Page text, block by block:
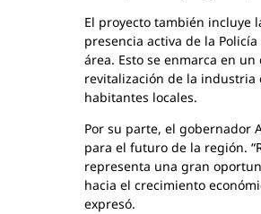
El proyecto también incluye
presencia activa de la
área. Esto se enmarca en
revitalización de la industria
habitantes locales.
Por su parte, el gobernador
para el futuro de la región.
representa una gran
hacia el crecimiento
expresó.